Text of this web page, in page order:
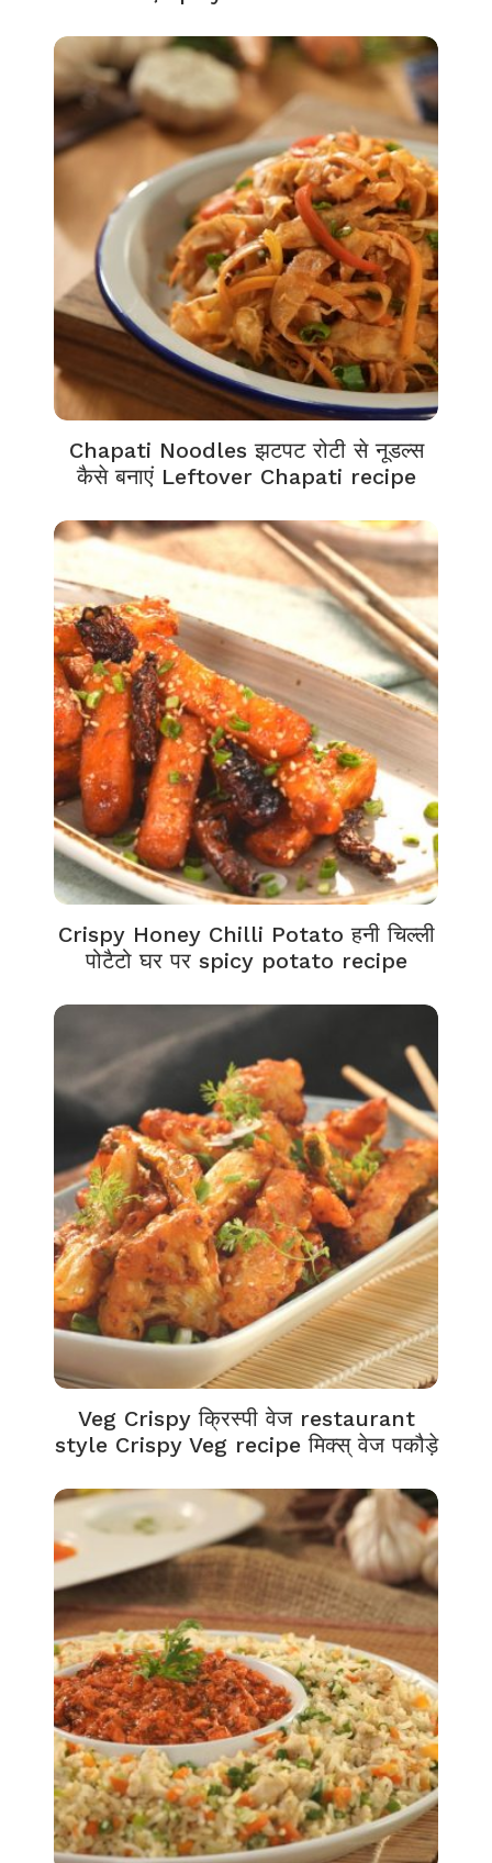
Chapati Noodles झटपट रोटी से नूडल्स
कैसे बनाएं Leftover Chapati recipe
Crispy Honey Chilli Potato हनी चिल्ली
पोटैटो घर पर spicy potato recipe
Veg Crispy क्रिस्पी वेज restaurant
style Crispy Veg recipe मिक्स् वेज पकौड़े